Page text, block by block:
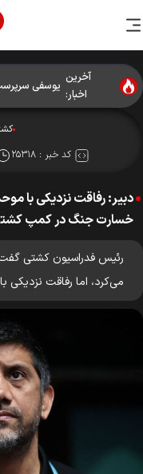
آخرین
اخبار:
یوسفی
کد خبر :۲۵۳۱۸
خسارت جنگ در کمپ
رئیس فدراسیون کشتی
می‌کرد، اما رفاقت نزدیکی